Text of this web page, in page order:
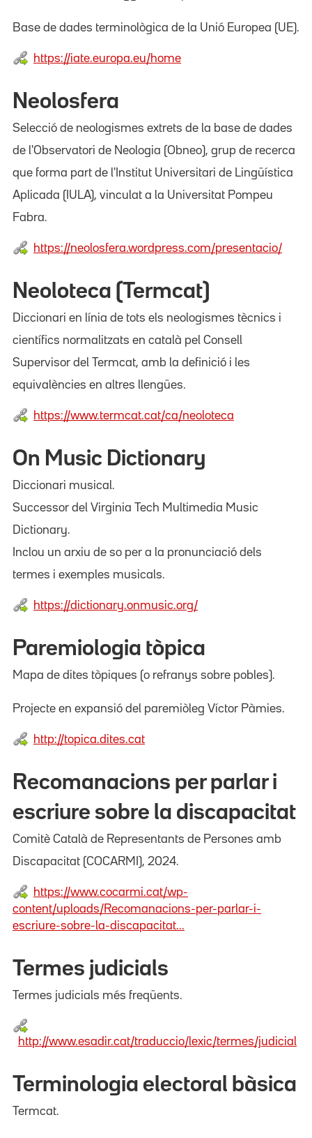
Base de dades terminològica de la Unió Europea (UE).
https://iate.europa.eu/home
Neolosfera
Selecció de neologismes extrets de la base de dades
de l'Observatori de Neologia (Obneo), grup de recerca
que forma part de l'Institut Universitari de Lingüística
Aplicada (IULA), vinculat a la Universitat Pompeu
Fabra.
https://neolosfera.wordpress.com/presentacio/
Neoloteca (Termcat)
Diccionari en línia de tots els neologismes tècnics i
científics normalitzats en català pel Consell
Supervisor del Termcat, amb la definició i les
equivalències en altres llengües.
https://www.termcat.cat/ca/neoloteca
On Music Dictionary
Diccionari musical.
Successor del Virginia Tech Multimedia Music
Dictionary.
Inclou un arxiu de so per a la pronunciació dels
termes i exemples musicals.
https://dictionary.onmusic.org/
Paremiologia tòpica
Mapa de dites tòpiques (o refranys sobre pobles).
Projecte en expansió del paremiòleg Víctor Pàmies.
http://topica.dites.cat
Recomanacions per parlar i
escriure sobre la discapacitat
Comitè Català de Representants de Persones amb
Discapacitat (COCARMI), 2024.
https://www.cocarmi.cat/wp-
content/uploads/Recomanacions-per-parlar-i-
escriure-sobre-la-discapacitat...
Termes judicials
Termes judicials més freqüents.
http://www.esadir.cat/traduccio/lexic/termes/judicial
Terminologia electoral bàsica
Termcat.